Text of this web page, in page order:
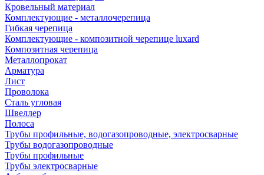
Кровельный материал
Комплектующие - металлочерепица
Гибкая черепица
Комплектующие - композитной черепице luxard
Композитная черепица
Металлопрокат
Арматура
Лист
Проволока
Сталь угловая
Швеллер
Полоса
Трубы профильные, водогазопроводные, электросварные
Трубы водогазопроводные
Трубы профильные
Трубы электросварные